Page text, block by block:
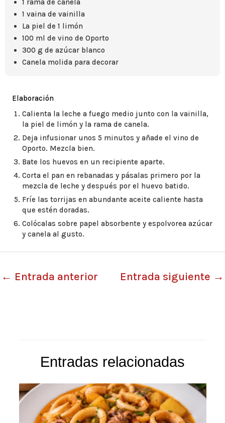
1 rama de canela
1 vaina de vainilla
La piel de 1 limón
100 ml de vino de Oporto
300 g de azúcar blanco
Canela molida para decorar
Elaboración
Calienta la leche a fuego medio junto con la vainilla,
la piel de limón y la rama de canela.
Deja infusionar unos 5 minutos y añade el vino de
Oporto. Mezcla bien.
Bate los huevos en un recipiente aparte.
Corta el pan en rebanadas y pásalas primero por la
mezcla de leche y después por el huevo batido.
Fríe las torrijas en abundante aceite caliente hasta
que estén doradas.
Colócalas sobre papel absorbente y espolvorea azúcar
y canela al gusto.
← Entrada anterior Entrada siguiente →
Entradas relacionadas